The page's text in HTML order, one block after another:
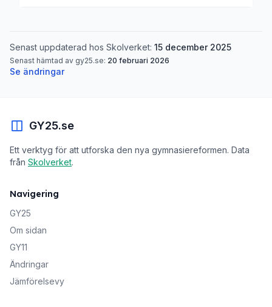
Senast uppdaterad hos Skolverket: 15 december 2025
Senast hämtad av gy25.se: 20 februari 2026
Se ändringar
GY25.se
Ett verktyg för att utforska den nya gymnasiereformen. Data
från Skolverket.
Navigering
GY25
Om sidan
GY11
Ändringar
Jämförelsevy